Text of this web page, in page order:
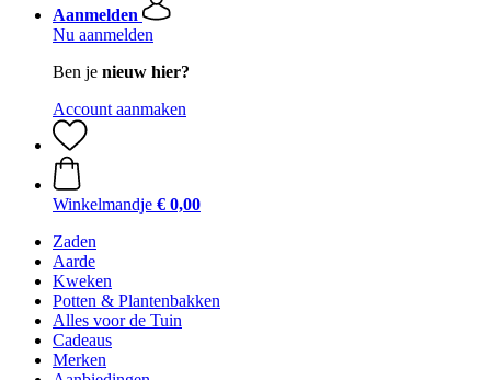
Aanmelden
Nu aanmelden
Ben je nieuw hier?
Account aanmaken
Winkelmandje € 0,00
Zaden
Aarde
Kweken
Potten & Plantenbakken
Alles voor de Tuin
Cadeaus
Merken